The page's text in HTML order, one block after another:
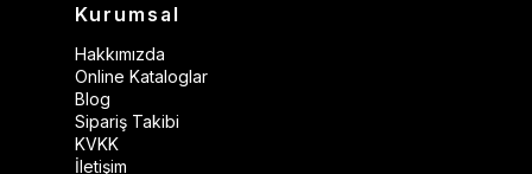
Kurumsal
Hakkımızda
Online Kataloglar
Blog
Sipariş Takibi
KVKK
İletişim